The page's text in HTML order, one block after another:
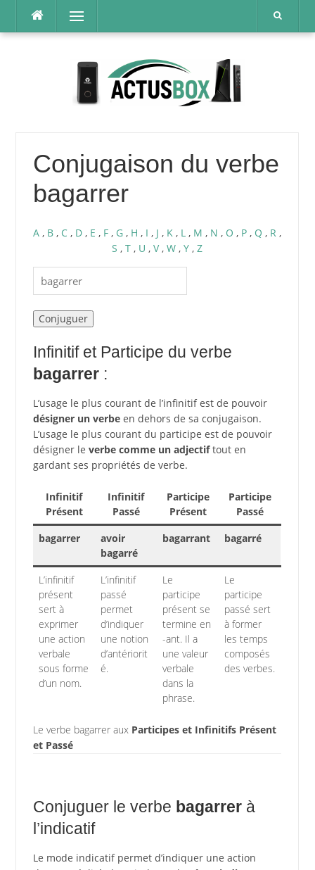
contenu
Menu
Conjugaison du verbe
bagarrer
A , B , C , D , E , F , G , H , I , J , K , L , M , N , O , P , Q , R ,
S , T , U , V, W , Y , Z
Infinitif et Participe du verbe
bagarrer:
L’usage le plus courant de l’infinitif est de pouvoir
désigner un verbeen dehors de sa conjugaison.
L’usage le plus courant du participe est de pouvoir
désigner le verbe comme un adjectiftout en
gardant ses propriétés de verbe.
Infinitif
Présent
Infinitif
Passé
Participe
Présent
Participe
Passé
bagarrer
avoir
bagarré
bagarrant bagarré
L’infinitif
présent
sert à
exprimer
une action
verbale
sous forme
d’un nom.
L’infinitif
passé
permet
d’indiquer
une notion
d’antériorit
é.
Le
participe
présent se
termine en
-ant. Il a
une valeur
verbale
dans la
phrase.
Le
participe
passé sert
à former
les temps
composés
des verbes.
Le verbe bagarrer aux Participes et Infinitifs Présent
et Passé
Conjuguer le verbe bagarrerà
l’indicatif
Le mode indicatif permet d’indiquer une action